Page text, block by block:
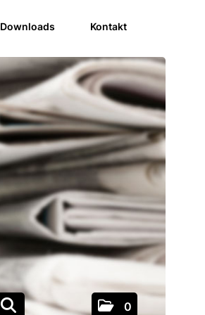
Downloads Kontakt
0